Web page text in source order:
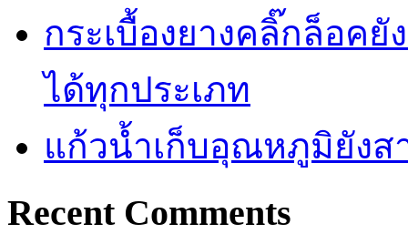
กระเบื้องยางคลิ๊กล็อค
ได้ทุกประเภท
แก้วน้ำเก็บอุณหภูมิยังส
Recent Comments